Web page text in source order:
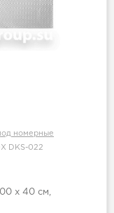
номерные
DKS-022
х 40 см,